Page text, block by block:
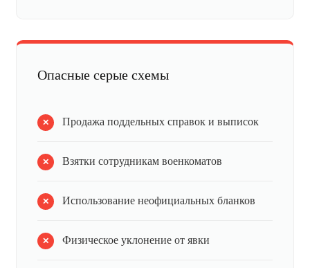
Опасные серые схемы
Продажа поддельных справок и выписок
Взятки сотрудникам военкоматов
Использование неофициальных бланков
Физическое уклонение от явки